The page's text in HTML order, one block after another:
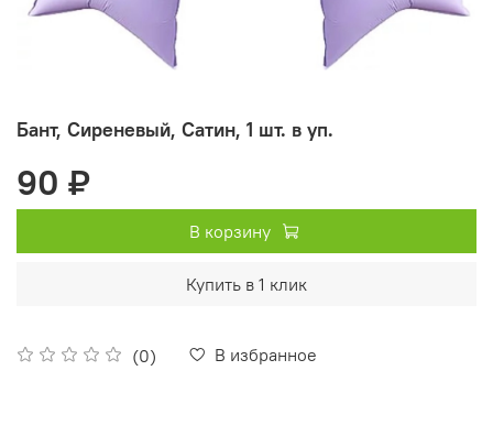
Бант, Сиреневый, Сатин, 1 шт. в уп.
(0) В избранное
90 ₽
В корзину
Купить в 1 клик